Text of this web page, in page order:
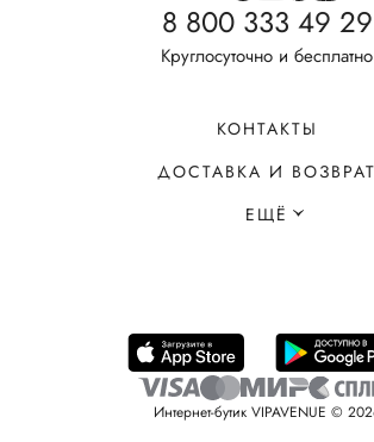
8 800 333 49 29
Круглосуточно и бесплатно
КОНТАКТЫ
ДОСТАВКА И ВОЗВРАТ
ЕЩЁ
Интернет-бутик VIPAVENUE ©